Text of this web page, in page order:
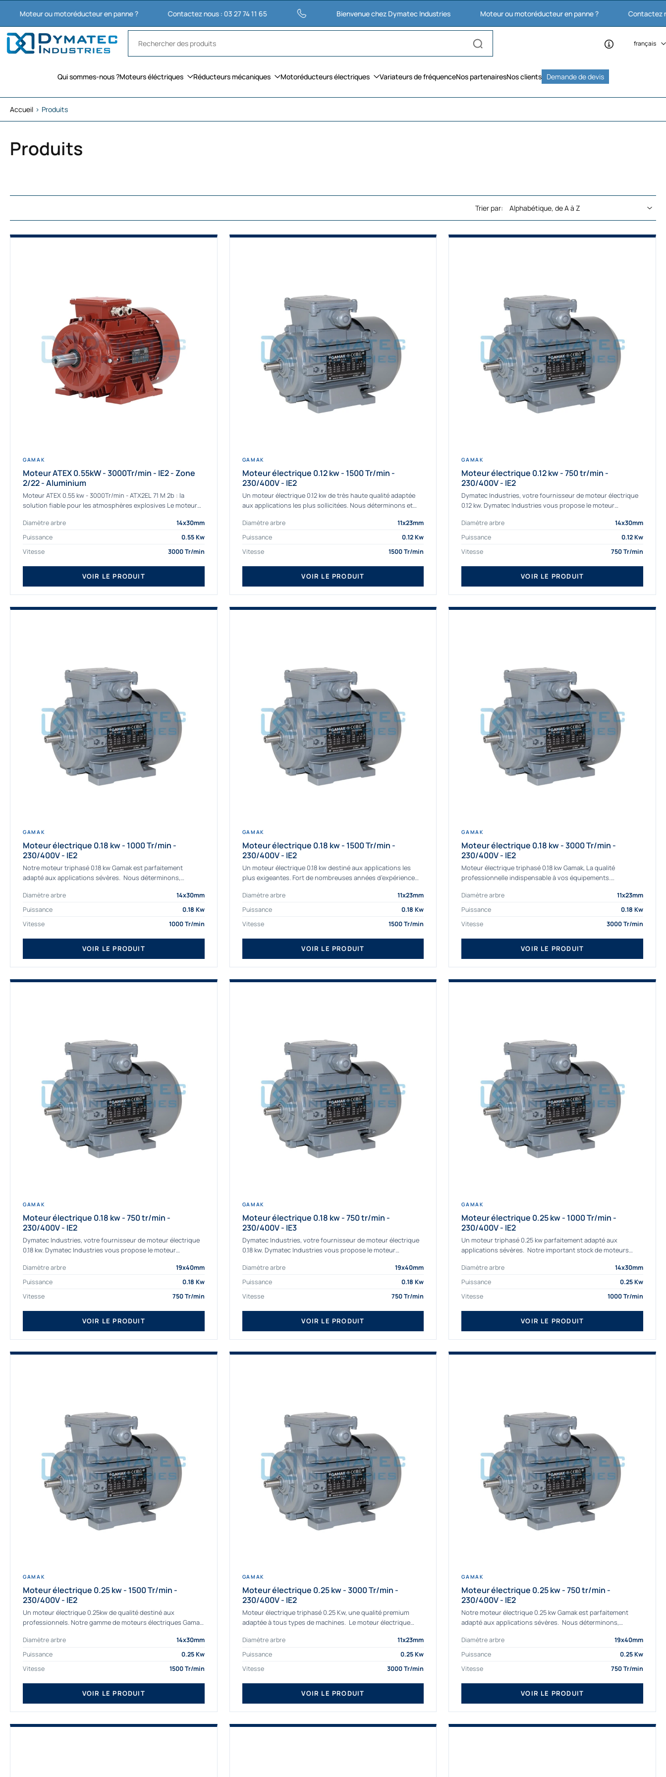
Aller
contenu
ou motoréducteur en panne ? Contactez nous : 03 27 74 11 65 Bienvenue chez Dymatec Industries Moteur ou motoréducteur en panne ? Contactez nous : 03
français
Qui sommes-nous ?Moteurs éléctriques Réducteurs mécaniques Motoréducteurs électriques Variateurs de fréquenceNos partenairesNos clients Demande de devis
Accueil › Produits
Produits
Trier par:
GAMAK
Moteur ATEX 0.55kW - 3000Tr/min - IE2 - Zone
2/22 - Aluminium
Moteur ATEX 0.55 kw - 3000Tr/min - ATX2EL 71 M 2b : la
solution fiable pour les atmosphères explosives Le moteur
Diamètre arbre
14x30mm
Puissance
0.55 Kw
Vitesse
3000 Tr/min
VOIR LE PRODUIT
GAMAK
Moteur électrique 0.12 kw - 1500 Tr/min -
230/400V - IE2
Un moteur électrique 0.12 kw de très haute qualité adaptée
aux applications les plus sollicitées. Nous déterminons et
Diamètre arbre
11x23mm
Puissance
0.12 Kw
Vitesse
1500 Tr/min
VOIR LE PRODUIT
GAMAK
Moteur électrique 0.12 kw - 750 tr/min -
230/400V - IE2
Dymatec Industries, votre fournisseur de moteur électrique
0.12 kw. Dymatec Industries vous propose le moteur
Diamètre arbre
14x30mm
Puissance
0.12 Kw
Vitesse
750 Tr/min
VOIR LE PRODUIT
GAMAK
Moteur électrique 0.18 kw - 1000 Tr/min -
230/400V - IE2
Notre moteur triphasé 0.18 kw Gamak est parfaitement
adapté aux applications sévères. Nous déterminons,
depuis de nombreuses...
Diamètre arbre
14x30mm
Puissance
0.18 Kw
Vitesse
1000 Tr/min
VOIR LE PRODUIT
GAMAK
Moteur électrique 0.18 kw - 1500 Tr/min -
230/400V - IE2
Un moteur électrique 0.18 kw destiné aux applications les
plus exigeantes. Fort de nombreuses années d’expérience
Diamètre arbre
11x23mm
Puissance
0.18 Kw
Vitesse
1500 Tr/min
VOIR LE PRODUIT
GAMAK
Moteur électrique 0.18 kw - 3000 Tr/min -
230/400V - IE2
Moteur électrique triphasé 0.18 kw Gamak, La qualité
professionnelle indispensable à vos équipements.
proposons exclusivement des...
Diamètre arbre
11x23mm
Puissance
0.18 Kw
Vitesse
3000 Tr/min
VOIR LE PRODUIT
GAMAK
Moteur électrique 0.18 kw - 750 tr/min -
230/400V - IE2
Dymatec Industries, votre fournisseur de moteur électrique
0.18 kw. Dymatec Industries vous propose le moteur
Diamètre arbre
19x40mm
Puissance
0.18 Kw
Vitesse
750 Tr/min
VOIR LE PRODUIT
GAMAK
Moteur électrique 0.18 kw - 750 tr/min -
230/400V - IE3
Dymatec Industries, votre fournisseur de moteur électrique
0.18 kw. Dymatec Industries vous propose le moteur
Diamètre arbre
19x40mm
Puissance
0.18 Kw
Vitesse
750 Tr/min
VOIR LE PRODUIT
GAMAK
Moteur électrique 0.25 kw - 1000 Tr/min -
230/400V - IE2
Un moteur triphasé 0.25 kw parfaitement adapté aux
applications sévères. Notre important stock de moteurs
moteurs. Ce moteur...
Diamètre arbre
14x30mm
Puissance
0.25 Kw
Vitesse
1000 Tr/min
VOIR LE PRODUIT
GAMAK
Moteur électrique 0.25 kw - 1500 Tr/min -
230/400V - IE2
Un moteur électrique 0.25kw de qualité destiné aux
professionnels. Notre gamme de moteurs électriques Gamak
Diamètre arbre
14x30mm
Puissance
0.25 Kw
Vitesse
1500 Tr/min
VOIR LE PRODUIT
GAMAK
Moteur électrique 0.25 kw - 3000 Tr/min -
230/400V - IE2
Moteur électrique triphasé 0.25 Kw, une qualité premium
adaptée à tous types de machines. Le moteur électrique
Diamètre arbre
11x23mm
Puissance
0.25 Kw
Vitesse
3000 Tr/min
VOIR LE PRODUIT
GAMAK
Moteur électrique 0.25 kw - 750 tr/min -
230/400V - IE2
Notre moteur électrique 0.25 kw Gamak est parfaitement
adapté aux applications sévères. Nous déterminons,
asynchrones depuis de nombreuses années....
Diamètre arbre
19x40mm
Puissance
0.25 Kw
Vitesse
750 Tr/min
VOIR LE PRODUIT